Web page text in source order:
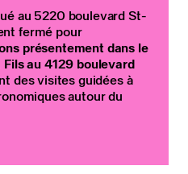
au 5220 boulevard St-
fermé pour
présentement dans le
au 4129 boulevard
des visites guidées à
autour du